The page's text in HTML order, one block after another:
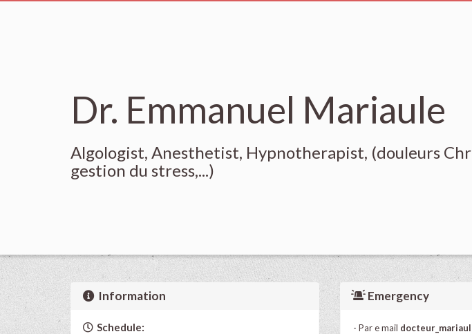
Dr. Emmanuel Mariaule
Algologist, Anesthetist, Hypnotherapist, (douleurs
gestion du stress,...)
Information
Schedule:
Emergency
- Par e mail